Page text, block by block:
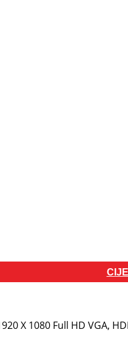
X 1080 Full HD VGA,